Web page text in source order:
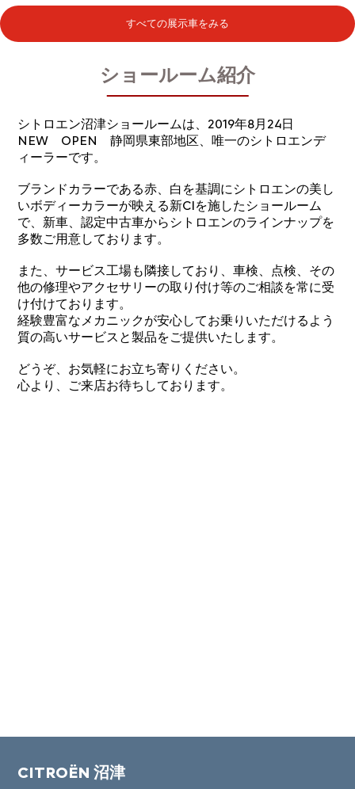
すべての展示車をみる
ショールーム紹介
シトロエン沼津ショールームは、2019年8月24日
NEW OPEN 静岡県東部地区、唯一のシトロエンデ
ィーラーです。
ブランドカラーである赤、白を基調にシトロエンの美し
いボディーカラーが映える新CIを施したショールーム
で、新車、認定中古車からシトロエンのラインナップを
多数ご用意しております。
また、サービス工場も隣接しており、車検、点検、その
他の修理やアクセサリーの取り付け等のご相談を常に受
け付けております。
経験豊富なメカニックが安心してお乗りいただけるよう
質の高いサービスと製品をご提供いたします。
どうぞ、お気軽にお立ち寄りください。
心より、ご来店お待ちしております。
CITROËN 沼津